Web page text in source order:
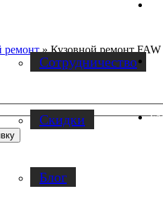
Cотрудничество
Скидки
Блог
ремонт»Кузовной ремонт FAW